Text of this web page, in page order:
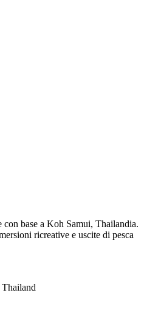
con base a Koh Samui, Thailandia.
ricreative e uscite di pesca